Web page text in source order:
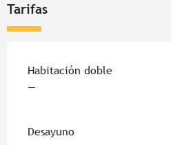
Tarifas
Tarifas 2026
Habitación doble
—
Desayuno